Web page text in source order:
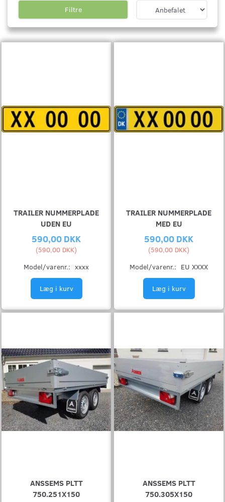
Filtre
TRAILER NUMMERPLADE
UDEN EU
590,00 DKK
(590,00 DKK)
Model/varenr.: xxxx
Læg i kurv
TRAILER NUMMERPLADE
MED EU
590,00 DKK
(590,00 DKK)
Model/varenr.: EU XXXX
Læg i kurv
ANSSEMS PLTT
750.251X150
ANSSEMS PLTT
750.305X150